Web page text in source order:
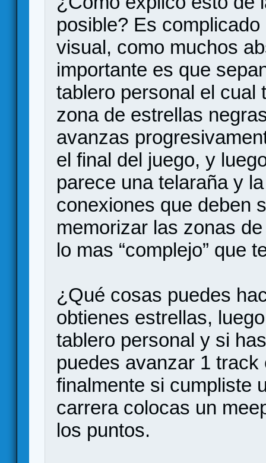
posible? Es
visual, como muchos
importante es que
tablero personal el cual
zona de estrellas
avanzas
el final del juego, y
parece una telaraña y
conexiones que deben
memorizar las zonas
lo mas “complejo” que
¿Qué cosas puedes
obtienes estrellas,
tablero personal y si
puedes avanzar 1
finalmente si cumpliste
carrera colocas un
los puntos.